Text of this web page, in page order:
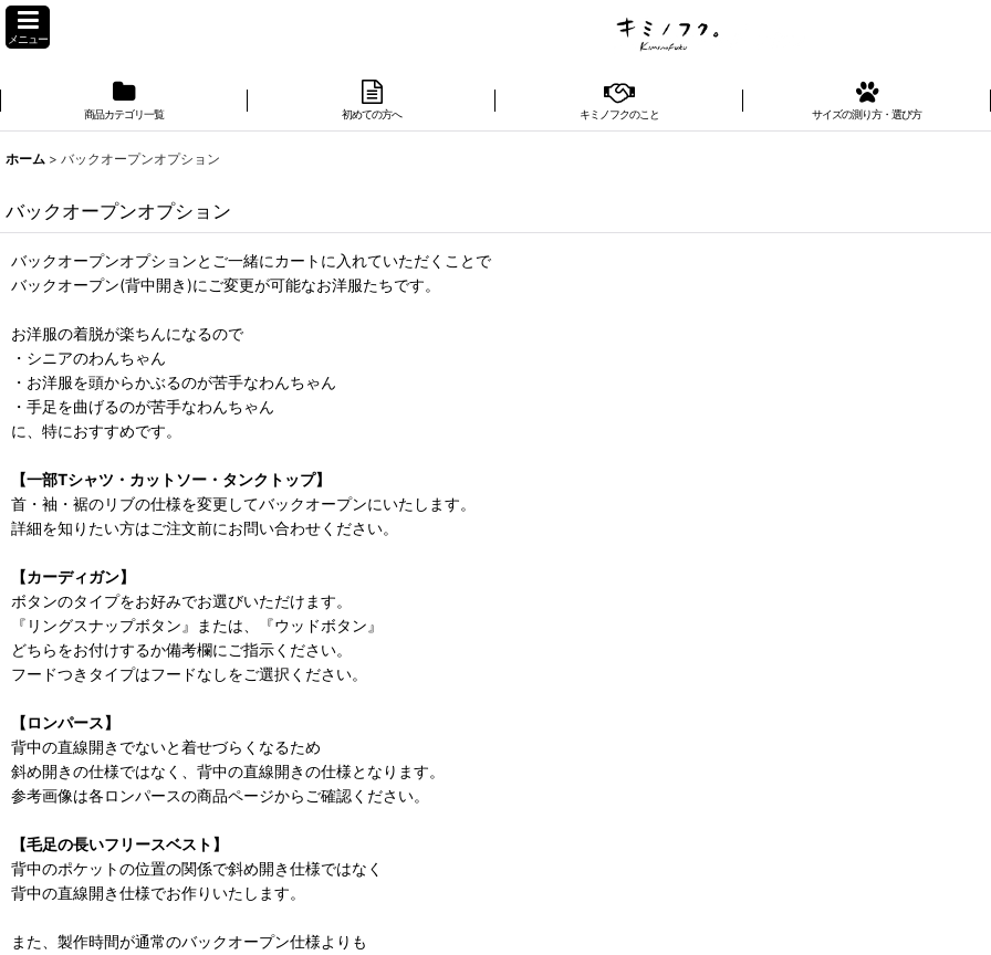
メニュー
商品カテゴリ一覧 初めての方へ キミノフクのこと サイズの測り方・選び方
ホーム > バックオープンオプション
バックオープンオプション
バックオープンオプションとご一緒にカートに入れていただくことで
バックオープン(背中開き)にご変更が可能なお洋服たちです。
お洋服の着脱が楽ちんになるので
・シニアのわんちゃん
・お洋服を頭からかぶるのが苦手なわんちゃん
・手足を曲げるのが苦手なわんちゃん
に、特におすすめです。
【一部Tシャツ・カットソー・タンクトップ】
首・袖・裾のリブの仕様を変更してバックオープンにいたします。
詳細を知りたい方はご注文前にお問い合わせください。
【カーディガン】
ボタンのタイプをお好みでお選びいただけます。
『リングスナップボタン』または、『ウッドボタン』
どちらをお付けするか備考欄にご指示ください。
フードつきタイプはフードなしをご選択ください。
【ロンパース】
背中の直線開きでないと着せづらくなるため
斜め開きの仕様ではなく、背中の直線開きの仕様となります。
参考画像は各ロンパースの商品ページからご確認ください。
【毛足の長いフリースベスト】
背中のポケットの位置の関係で斜め開き仕様ではなく
背中の直線開き仕様でお作りいたします。
また、製作時間が通常のバックオープン仕様よりも